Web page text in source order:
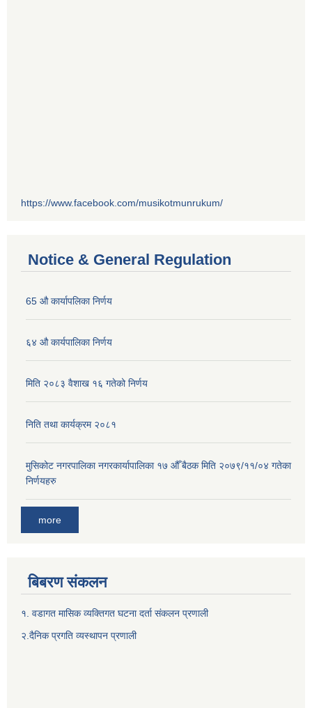
https://www.facebook.com/musikotmunrukum/
Notice & General Regulation
65 औ कार्यापलिका निर्णय
६४ औ कार्यपालिका निर्णय
मिति २०८३ वैशाख १६ गतेको निर्णय
निति तथा कार्यक्रम २०८१
मुसिकोट नगरपालिका नगरकार्यापालिका १७ औँ बैठक मिति २०७९/११/०४ गतेका
निर्णयहरु
more
बिबरण संकलन
१. वडागत मासिक व्यक्तिगत घटना दर्ता संकलन प्रणाली
२.दैनिक प्रगति व्यस्थापन प्रणाली